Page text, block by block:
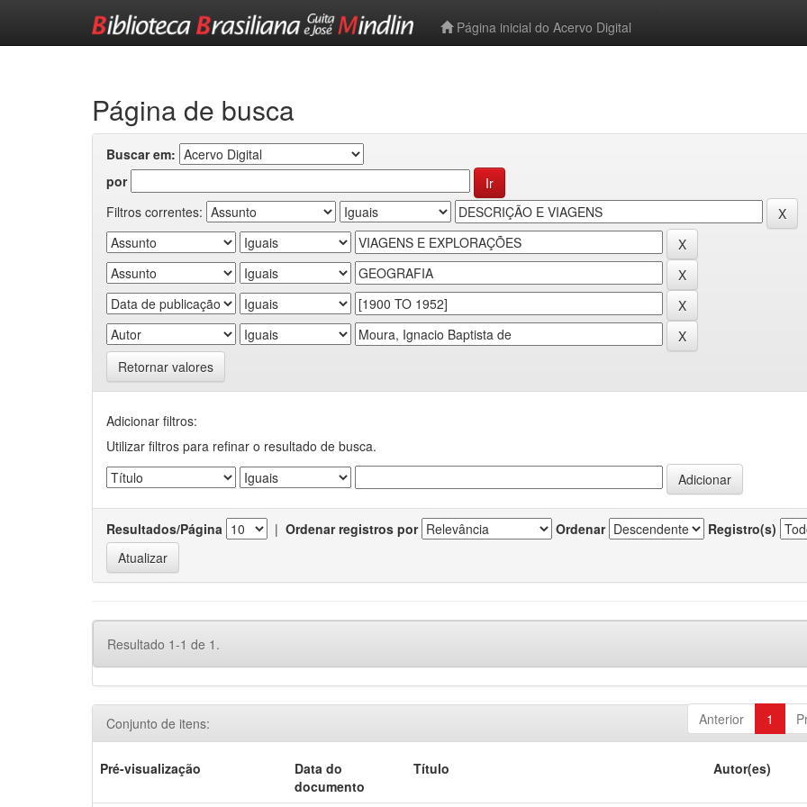
Página inicial do Acervo Digital
Página de busca
Buscar em:
por
Filtros correntes:
Retornar valores
Adicionar filtros:
Utilizar filtros para refinar o resultado de busca.
Resultados/Página | Ordenar registros por Ordenar Registro(s)
Resultado 1-1 de 1.
Anterior 1
Conjunto de itens:
Pré-visualização
Data do
documento
Título Autor(es)